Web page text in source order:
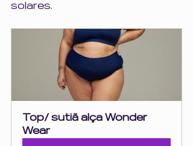
solares.
Top/ sutiã alça Wonder
Wear